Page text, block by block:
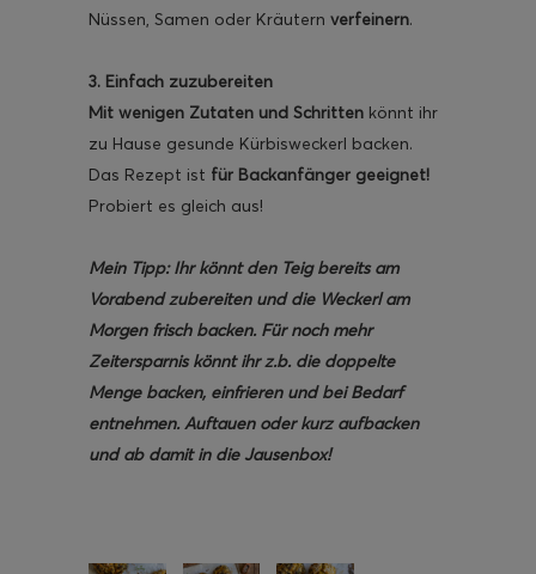
Nüssen, Samen oder Kräutern verfeinern.
3. Einfach zuzubereiten
Mit wenigen Zutaten und Schritten könnt ihr
zu Hause gesunde Kürbisweckerl backen.
Das Rezept ist für Backanfänger geeignet!
Probiert es gleich aus!
Mein Tipp: Ihr könnt den Teig bereits am
Vorabend zubereiten und die Weckerl am
Morgen frisch backen. Für noch mehr
Zeitersparnis könnt ihr z.b. die doppelte
Menge backen, einfrieren und bei Bedarf
entnehmen. Auftauen oder kurz aufbacken
und ab damit in die Jausenbox!